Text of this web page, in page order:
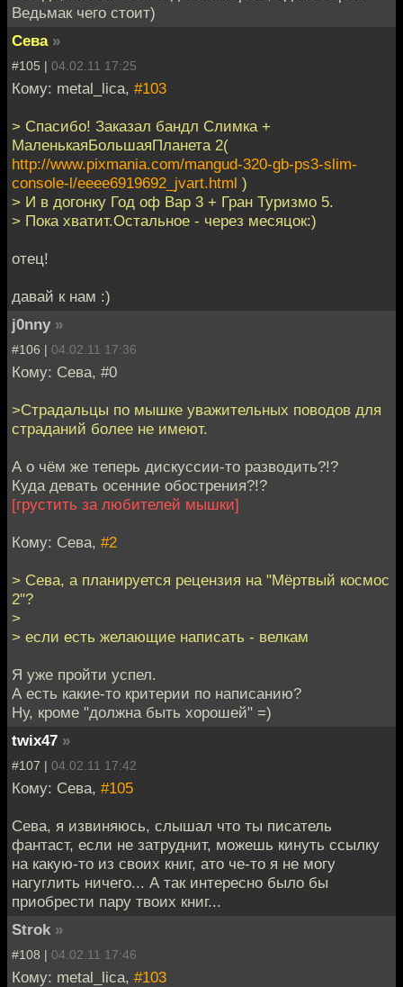
Ведьмак чего стоит)
Сева »
#105 | 04.02.11 17:25
Кому: metal_lica, #103
> Спасибо! Заказал бандл Слимка +
МаленькаяБольшаяПланета 2(
http://www.pixmania.com/mangud-320-gb-ps3-slim-
console-l/eeee6919692_jvart.html )
> И в догонку Год оф Вар 3 + Гран Туризмо 5.
> Пока хватит.Остальное - через месяцок:)
отец!
давай к нам :)
j0nny »
#106 | 04.02.11 17:36
Кому: Сева, #0
>Страдальцы по мышке уважительных поводов для
страданий более не имеют.
А о чём же теперь дискуссии-то разводить?!?
Куда девать осенние обострения?!?
[грустить за любителей мышки]
Кому: Сева, #2
> Сева, а планируется рецензия на "Мёртвый космос
2"?
>
> если есть желающие написать - велкам
Я уже пройти успел.
А есть какие-то критерии по написанию?
Ну, кроме "должна быть хорошей" =)
twix47 »
#107 | 04.02.11 17:42
Кому: Сева, #105
Сева, я извиняюсь, слышал что ты писатель
фантаст, если не затруднит, можешь кинуть ссылку
на какую-то из своих книг, ато че-то я не могу
нагуглить ничего... А так интересно было бы
приобрести пару твоих книг...
Strok »
#108 | 04.02.11 17:46
Кому: metal_lica, #103